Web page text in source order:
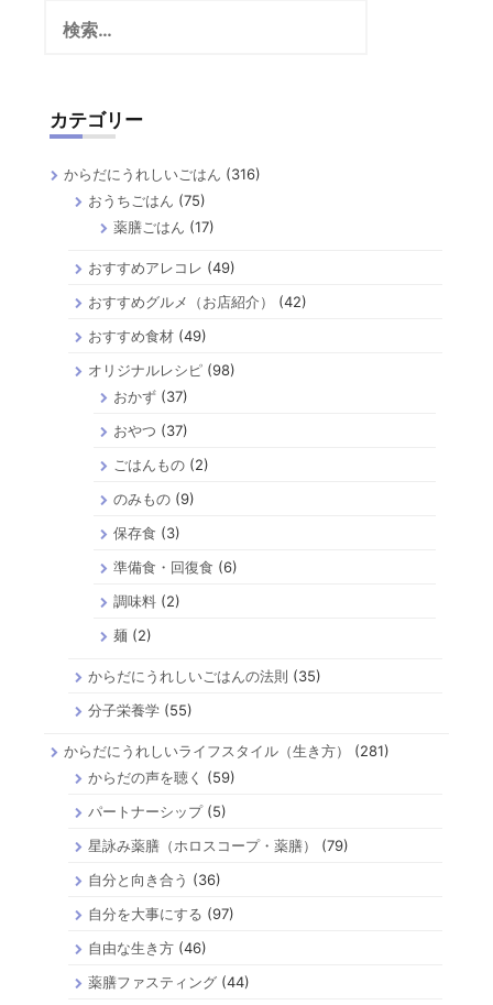
の
ジ
送
カテゴリー
からだにうれしいごはん (316)
おうちごはん (75)
薬膳ごはん (17)
おすすめアレコレ (49)
おすすめグルメ（お店紹介）
(42)
おすすめ食材 (49)
オリジナルレシピ (98)
おかず(37)
おやつ (37)
ごはんもの(2)
のみもの(9)
保存食 (3)
準備食・回復食 (6)
調味料(2)
麺 (2)
からだにうれしいごはんの法則 (35)
分子栄養学 (55)
からだにうれしいライフスタイル（生き方）
(281)
からだの声を聴く
(59)
パートナーシップ(5)
星詠み薬膳（ホロスコープ・薬膳）
(79)
自分と向き合う (36)
自分を大事にする (97)
自由な生き方 (46)
薬膳ファスティング (44)